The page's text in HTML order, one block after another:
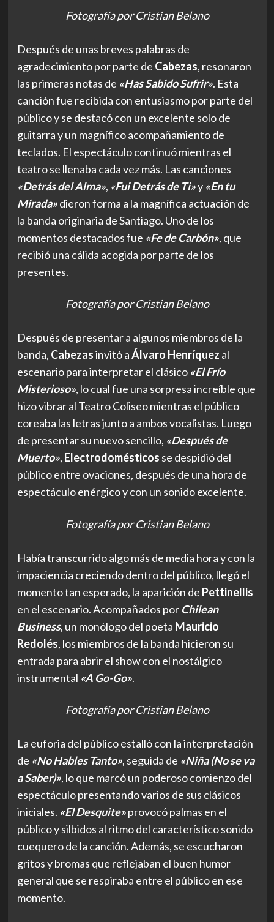
Fotografía por Cristian Belano
Después de unas breves palabras de
agradecimiento por parte de Cabezas, resonaron
las primeras notas de «HasSabido Sufrir». Esta
canción fue recibida con entusiasmo por parte del
público y se destacó con un excelente solo de
guitarra y un magnífico acompañamiento de
teclados. El espectáculo continuó mientras el
teatro se llenaba cada vez más. Las canciones
«Detrás del Alma», «Fui Detrás de Ti»y «En tu
Mirada»dieron forma a la magnífica actuación de
la banda originaria de Santiago. Uno de los
momentos destacados fue «Fe de Carbón», que
recibió una cálida acogida por parte de los
presentes.
Fotografía por Cristian Belano
Después de presentar a algunos miembros de la
banda, Cabezasinvitó aÁlvaro Henríquez al
escenario para interpretar el clásico «El Frío
Misterioso», lo cual fue una sorpresa increíble que
hizo vibrar al Teatro Coliseo mientras el público
coreaba las letras junto a ambos vocalistas. Luego
de presentar su nuevo sencillo, «Después de
Muerto», Electrodomésticos se despidió del
público entre ovaciones, después de una hora de
espectáculo enérgico y con un sonido excelente.
Fotografía por Cristian Belano
Había transcurrido algo más de media hora y con la
impaciencia creciendo dentro del público, llegó el
momento tan esperado, la aparición de Pettinellis
en el escenario. Acompañados por Chilean
Business, un monólogo del poeta Mauricio
Redolés, los miembros de la banda hicieron su
entrada para abrir el show con el nostálgico
instrumental «A Go-Go».
Fotografía por Cristian Belano
La euforia del público estalló con la interpretación
de «No Hables Tanto», seguida de «Niña (No se va
a Saber)», lo que marcó un poderoso comienzo del
espectáculo presentando varios de sus clásicos
iniciales. «El Desquite»provocó palmas en el
público y silbidos al ritmo del característico sonido
cuequero de la canción. Además, se escucharon
gritos y bromas que reflejaban el buen humor
general que se respiraba entre el público en ese
momento.